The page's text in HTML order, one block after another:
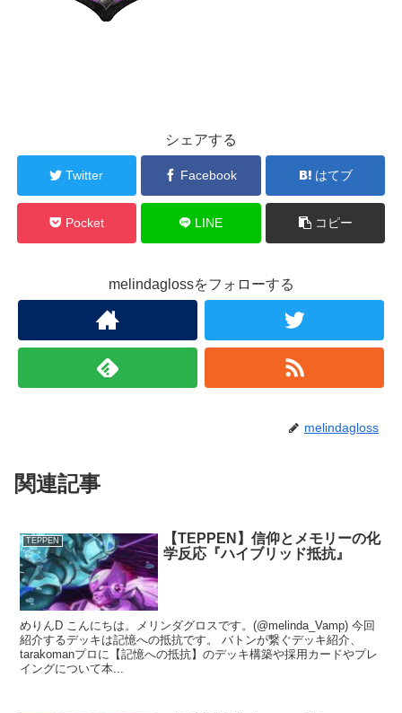
シェアする
Twitter Facebook はてブ
Pocket LINE コピー
melindaglossをフォローする
melindagloss
関連記事
TEPPEN
【TEPPEN】信仰とメモリーの化
学反応『ハイブリッド抵抗』
めりんD こんにちは。メリンダグロスです。(@melinda_Vamp) 今回
紹介するデッキは記憶への抵抗です。 バトンが繋ぐデッキ紹介、
tarakomanプロに【記憶への抵抗】のデッキ構築や採用カードやプレ
イングについて本...